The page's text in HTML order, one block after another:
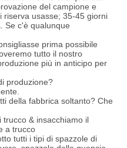
del campione e
riserva usasse; 35-45 giorni
Se c'è qualunque
prima possibile
tutto il nostro
più in anticipo per
produzione?
della fabbrica soltanto? Che
trucco & insacchiamo il
a trucco
tutti i tipi di spazzole di